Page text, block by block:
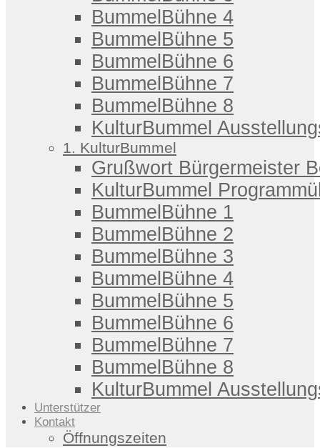
BummelBühne 4
BummelBühne 5
BummelBühne 6
BummelBühne 7
BummelBühne 8
KulturBummel
1. KulturBummel
Grußwort Bürgermeister
KulturBummel
BummelBühne 1
BummelBühne 2
BummelBühne 3
BummelBühne 4
BummelBühne 5
BummelBühne 6
BummelBühne 7
BummelBühne 8
KulturBummel
Unterstützer
Kontakt
Öffnungszeiten